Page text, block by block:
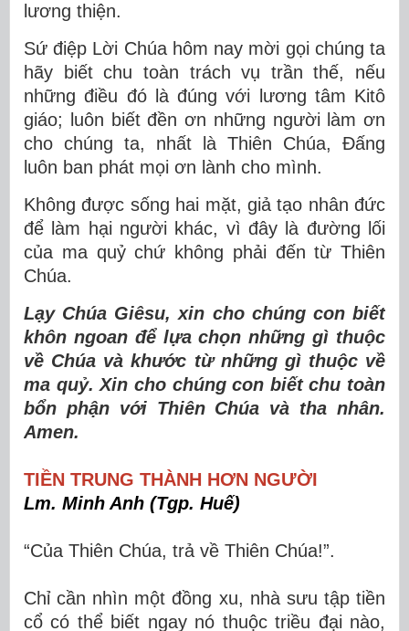
lương thiện.
Sứ điệp Lời Chúa hôm nay mời gọi chúng ta
hãy biết chu toàn trách vụ trần thế, nếu
những điều đó là đúng với lương tâm Kitô
giáo; luôn biết đền ơn những người làm ơn
cho chúng ta, nhất là Thiên Chúa, Đấng
luôn ban phát mọi ơn lành cho mình.
Không được sống hai mặt, giả tạo nhân đức
để làm hại người khác, vì đây là đường lối
của ma quỷ chứ không phải đến từ Thiên
Chúa.
Lạy Chúa Giêsu, xin cho chúng con biết
khôn ngoan để lựa chọn những gì thuộc
về Chúa và khước từ những gì thuộc về
ma quỷ. Xin cho chúng con biết chu toàn
bổn phận với Thiên Chúa và tha nhân.
Amen.
TIỀN TRUNG THÀNH HƠN NGƯỜI
Lm. Minh Anh (Tgp. Huế)
“Của Thiên Chúa, trả về Thiên Chúa!”.
Chỉ cần nhìn một đồng xu, nhà sưu tập tiền
cổ có thể biết ngay nó thuộc triều đại nào,